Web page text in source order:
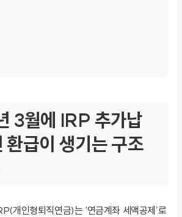
3월에 IRP 추가납
환급이 생기는 구조
개인형퇴직연금)는 ‘연금계좌 세액공제’로